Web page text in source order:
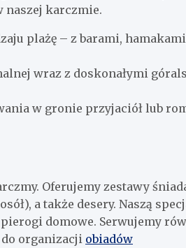
naszej karczmie.
plażę – z barami,
wraz z doskonałymi
w gronie przyjaciół lub
Oferujemy zestawy
a także desery. Naszą
domowe. Serwujemy
organizacji obiadów